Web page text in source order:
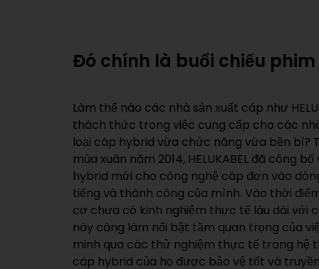
Đó chính là buổi chiếu
Làm thế nào các nhà sản xuất cáp như
thách thức trong việc cung cấp cho các
loại cáp hybrid vừa chức năng vừa bền bỉ?
mùa xuân năm 2014, HELUKABEL đã công
hybrid mới cho công nghệ cáp đơn vào
tiếng và thành công của mình. Vào thời
cơ chưa có kinh nghiệm thực tế lâu dài với
này càng làm nổi bật tầm quan trọng của
minh qua các thử nghiệm thực tế trong hệ
cáp hybrid của họ được bảo vệ tốt và
không phù hợp có thể không được phát hiện
động trong vài tháng. Các biện pháp nào
bảo lớp chắn vĩnh viễn và đáng tin cậy
vậy? Tải trọng kéo cơ học trên bán kính
đồng trần hoặc mạ thiếc, điều này theo thời
quả của lớp chắn. Để tránh điều này, góc
lớp chắn dệt trong cáp hybrid phải được tối
của ứng dụng, bán kính uốn cong yêu cầu,
độ và gia tốc. Đây là cách duy nhất để đảm
sau hàng triệu chu kỳ. Để đạt độ bền tối